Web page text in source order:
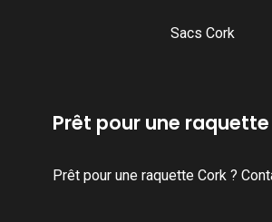
Sacs Cork
Prêt pour une
Prêt pour une raquette Cork ?